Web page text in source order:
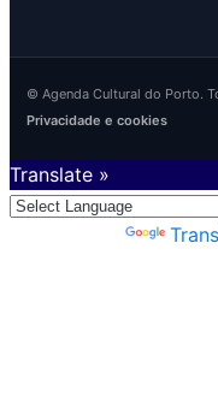
© Agenda Cultural do Porto.
Privacidade e cookies
Translate »